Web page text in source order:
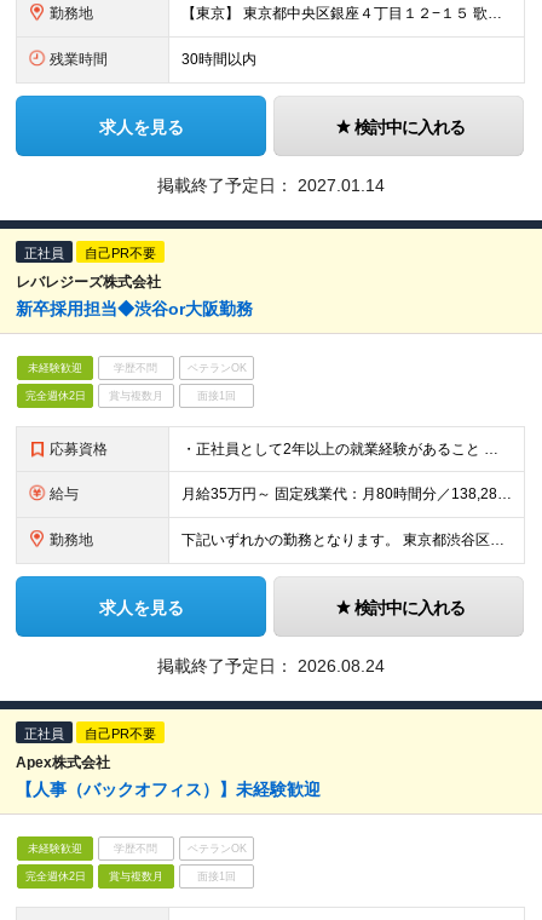
勤務地 【東京】 東京都中央区銀座４丁目１２−１５ 歌舞伎座タワー 7F ※(変更の範囲)上記を除く当社関連勤務地
残業時間 30時間以内
求人を見る 検討中に入れる
掲載終了予定日： 2027.01.14
正社員 自己PR不要
レバレジーズ株式会社
新卒採用担当◆渋谷or大阪勤務
未経験歓迎 学歴不問 ベテランOK
完全週休2日 賞与複数月 面接1回
応募資格 ・正社員として2年以上の就業経験があること ・無形商材の営業経験、あるいは企画職（※）としての実務経験がある方 ※定量的なミッションを手掛けた企画経験 ex.営業企画（カスタマーサクセスなども含む
給与 月給35万円～ 固定残業代：月80時間分／138,285円を含み支給 ※給与支給額により変動、超過分別途支給 ※固定残業時間＝実残業時間ではありません ※試用期間6ヶ月あり（期間中は有給休暇なしとなり
勤務地 下記いずれかの勤務となります。 東京都渋谷区渋谷二丁目24-12 渋谷スクランブルスクエア24F/25F 大阪府大阪市北区堂島一丁目5-30 堂島プラザビル7F/8F 変更の範囲：会社の定める事業所
求人を見る 検討中に入れる
掲載終了予定日： 2026.08.24
正社員 自己PR不要
Apex株式会社
【人事（バックオフィス）】未経験歓迎
未経験歓迎 学歴不問 ベテランOK
完全週休2日 賞与複数月 面接1回